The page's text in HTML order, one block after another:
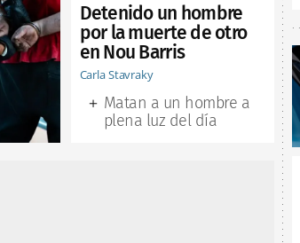
Detenido un hombre
por la muerte de otro
en Nou Barris
Carla Stavraky
Matan a un hombre a
plena luz del día